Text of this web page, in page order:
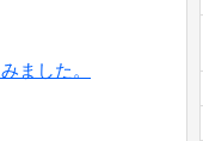
ました。